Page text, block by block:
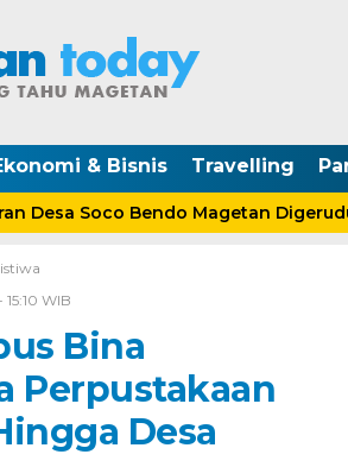
& Bisnis Travelling
Desa Soco Bendo Magetan
15:10 WIB
Bina
Perpustakaan
Desa